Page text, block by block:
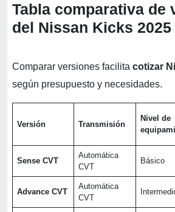
Tabla comparativa de
del Nissan Kicks 2025
Comparar versiones facilita cotizar
según presupuesto y necesidades.
Versión Transmisión
Nivel de
Sense CVT
Automática
CVT
Básico
Advance CVT
Automática
CVT